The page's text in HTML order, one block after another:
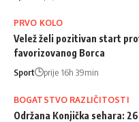
PRVO KOLO
Velež želi pozitivan start
favorizovanog Borca
Sport prije 16h 39min
BOGATSTVO RAZLIČITOSTI
Održana Konjička sehara: